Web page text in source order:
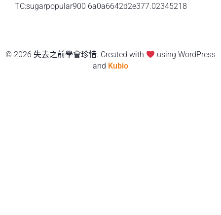
TC:sugarpopular900 6a0a6642d2e377.02345218
© 2026 失去之前學會珍惜. Created with
using WordPress
and Kubio